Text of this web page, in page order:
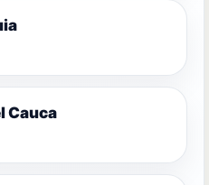
Cauca